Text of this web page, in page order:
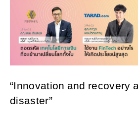
“Innovation and recovery
disaster”